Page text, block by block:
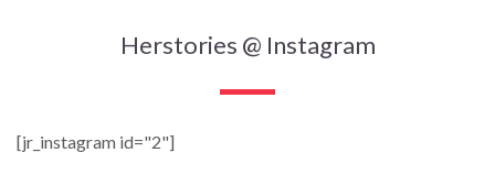
Herstories @ Instagram
[jr_instagram id="2"]